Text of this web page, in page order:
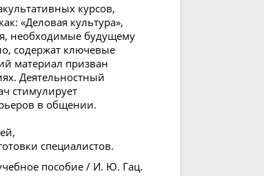
курсов,
«Деловая культура»,
необходимые будущему
содержат ключевые
материал призван
Деятельностный
стимулирует
в общении.
специалистов.
пособие / И. Ю. Гац.